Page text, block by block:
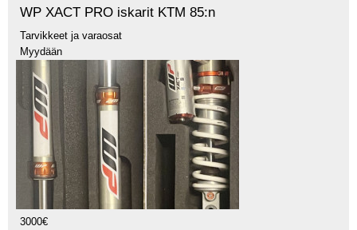
WP XACT PRO iskarit KTM 85:n
Tarvikkeet ja varaosat
Myydään
3000€